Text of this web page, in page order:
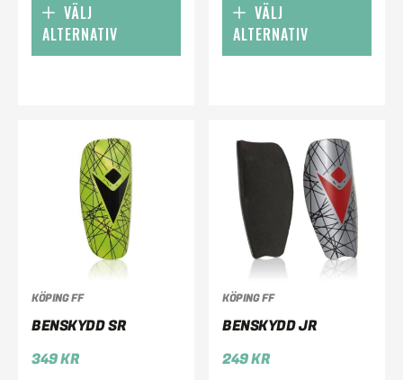
VÄLJ
ALTERNATIV
VÄLJ
ALTERNATIV
KÖPING FF
BENSKYDD SR
349KR
KÖPING FF
BENSKYDD JR
249KR